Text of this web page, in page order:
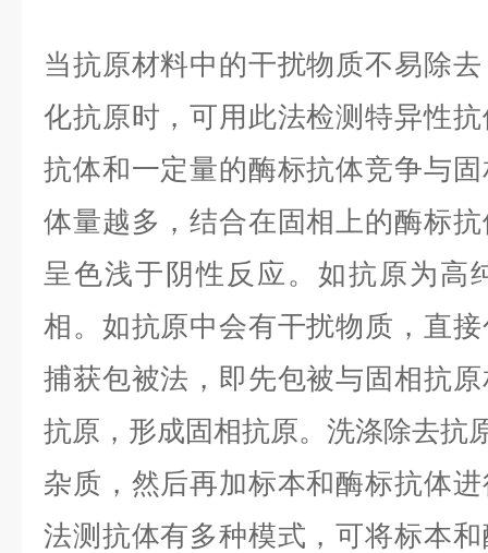
当抗原材料中的干扰物质不易除
化抗原时，可用此法检测特异性
抗体和一定量的酶标抗体竞争与
体量越多，结合在固相上的酶标
呈色浅于阴性反应。如抗原为高
相。如抗原中会有干扰物质，直
捕获包被法，即先包被与固相抗
抗原，形成固相抗原。洗涤除去抗
杂质，然后再加标本和酶标抗体
法测抗体有多种模式，可将标本